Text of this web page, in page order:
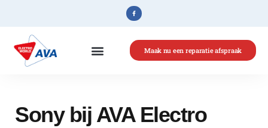
Maak nu een reparatie afspraak
Home»Sony
Sony bij AVA Electro